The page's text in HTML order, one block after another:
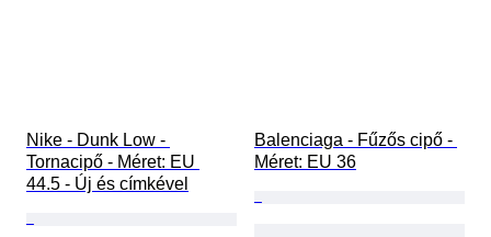
Nike - Dunk Low -
Tornacipő - Méret: EU
44.5 - Új és címkével
Balenciaga - Fűzős cipő -
Méret: EU 36